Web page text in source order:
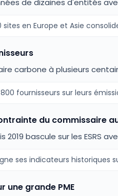
de dizaines d'entités
en Europe et Asie
carbone à plusieurs
fournisseurs sur leurs
du commissaire
2019 bascule sur les ESRS
ses indicateurs historiques
une grande PME